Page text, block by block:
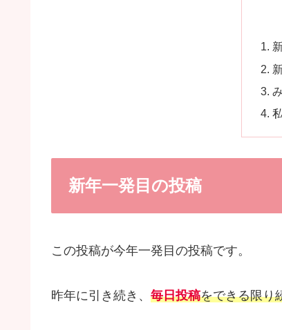
新年一発目の投稿
この投稿が今年一発目の投稿です。
昨年に引き続き、 毎日投稿をできる限り